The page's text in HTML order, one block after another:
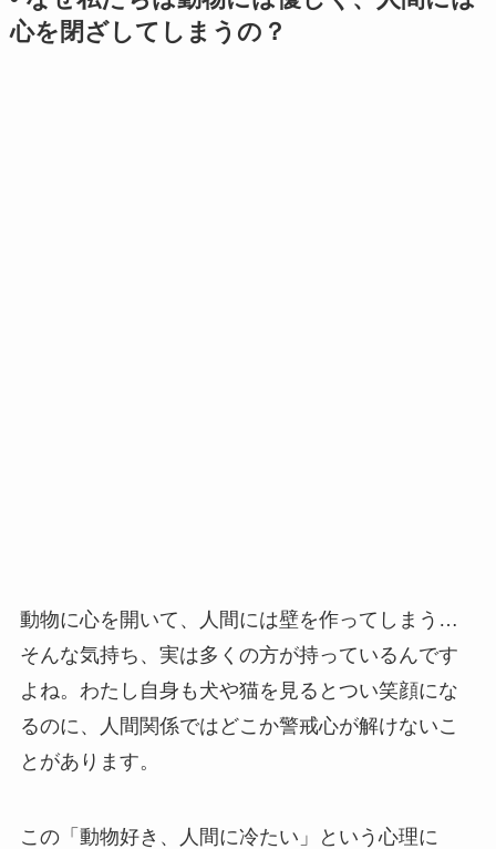
心を閉ざしてしまうの？
動物に心を開いて、人間には壁を作ってしまう…
そんな気持ち、実は多くの方が持っているんです
よね。わたし自身も犬や猫を見るとつい笑顔にな
るのに、人間関係ではどこか警戒心が解けないこ
とがあります。
この「動物好き、人間に冷たい」という心理に